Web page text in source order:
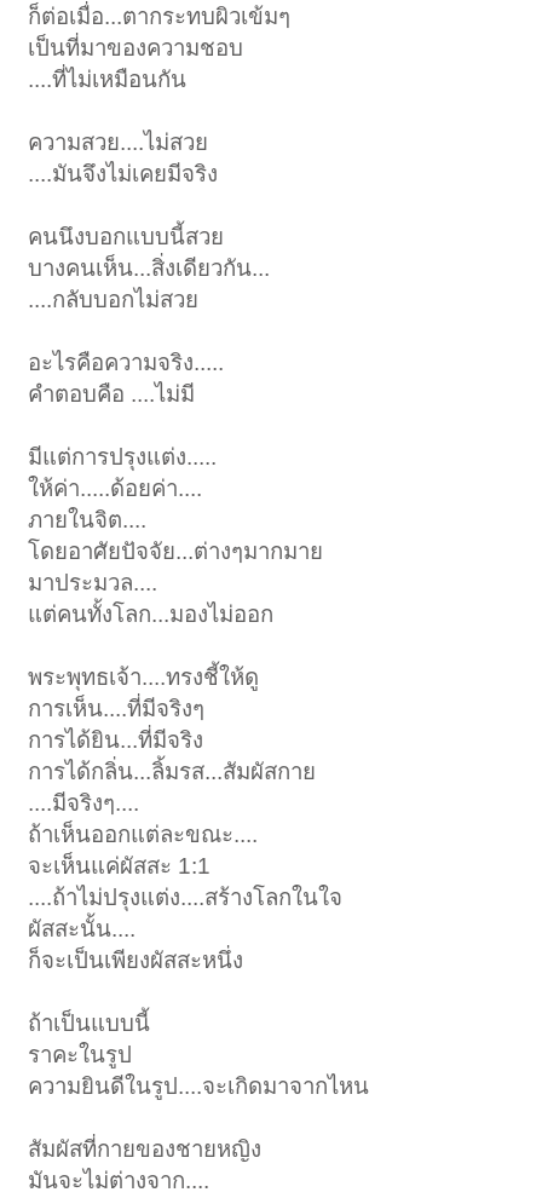
ก็ต่อเมื่อ...ตากระทบผิวเข้มๆ
เป็นที่มาของความชอบ
....ที่ไม่เหมือนกัน
ความสวย....ไม่สวย
....มันจึงไม่เคยมีจริง
คนนึงบอกแบบนี้สวย
บางคนเห็น...สิ่งเดียวกัน...
....กลับบอกไม่สวย
อะไรคือความจริง.....
คำตอบคือ ....ไม่มี
มีแต่การปรุงแต่ง.....
ให้ค่า.....ด้อยค่า....
ภายในจิต....
โดยอาศัยปัจจัย...ต่างๆมากมาย
มาประมวล....
แต่คนทั้งโลก...มองไม่ออก
พระพุทธเจ้า....ทรงชี้ให้ดู
การเห็น....ที่มีจริงๆ
การได้ยิน...ที่มีจริง
การได้กลิ่น...ลิ้มรส...สัมผัสกาย
....มีจริงๆ....
ถ้าเห็นออกแต่ละขณะ....
จะเห็นแค่ผัสสะ 1:1
....ถ้าไม่ปรุงแต่ง....สร้างโลกในใจ
ผัสสะนั้น....
ก็จะเป็นเพียงผัสสะหนึ่ง
ถ้าเป็นแบบนี้
ราคะในรูป
ความยินดีในรูป....จะเกิดมาจากไหน
สัมผัสที่กายของชายหญิง
มันจะไม่ต่างจาก....